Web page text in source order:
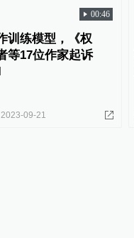
00:46
训练模型，《权
等17位作家起诉
2023-09-21